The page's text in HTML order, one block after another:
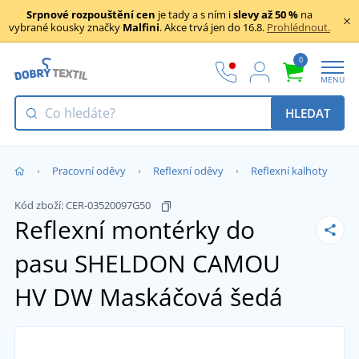
Srpnové rozpouštění cen je tady a s ním islevy až 50 % na
vybrané kousky značky Malfini. Akce trvá jen do 16.8. Prohlédnout.
0
MENU
HLEDAT
Pracovní oděvy Reflexní oděvy Reflexní kalhoty
Kód zboží:CER-03520097G50
Reflexní montérky do
pasu SHELDON CAMOU
HV DW Maskáčová šedá